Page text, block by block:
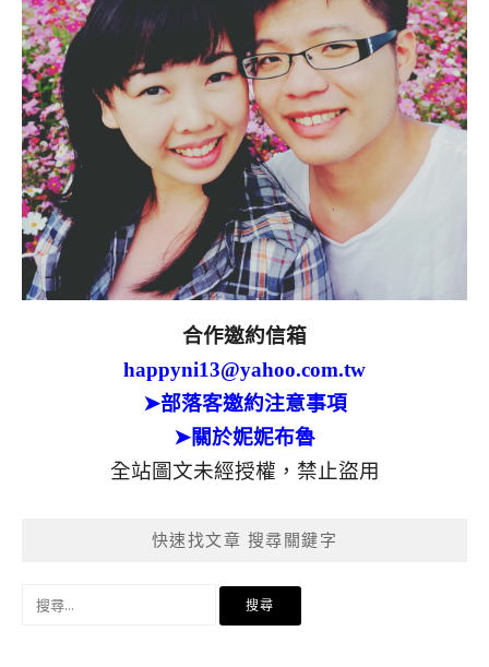
合作邀約信箱
happyni13@yahoo.com.tw
➤部落客邀約注意事項
➤關於妮妮布魯
全站圖文未經授權，禁止盜用
快速找文章 搜尋關鍵字